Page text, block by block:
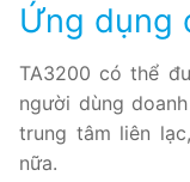
Ứng dụng
TA3200 có thể
người dùng
trung tâm liên
nữa.